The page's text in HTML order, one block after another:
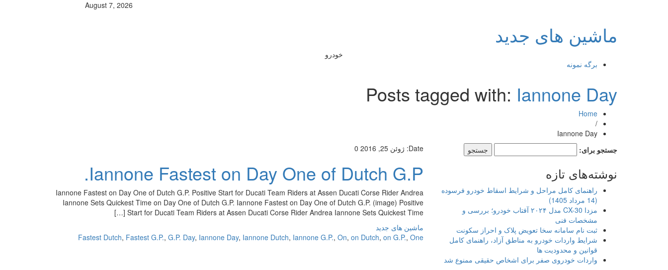
August 7, 2026
ماشین های جدید
خودرو
برگه نمونه
Posts tagged with: Iannone Day
Home
/
Iannone Day
Date: ژوئن 25, 2016 0
Iannone Fastest on Day One of Dutch G.P.
Iannone Fastest on Day One of Dutch G.P. Positive Start for Ducati Team Riders at Assen Ducati Corse Rider Andrea
Iannone Sets Quickest Time on Day One of Dutch G.P. Iannone Fastest on Day One of Dutch G.P. (image) Positive
Start for Ducati Team Riders at Assen Ducati Corse Rider Andrea Iannone Sets Quickest Time […]
ماشین های جدید
Fastest Dutch, Fastest G.P., G.P. Day, Iannone Day, Iannone Dutch, Iannone G.P., On, on Dutch, on G.P., One
جستجو برای:
نوشته‌های تازه
راهنمای کامل مراحل و شرایط اسقاط خودرو فرسوده
(14 مرداد 1405)
مزدا CX-30 مدل ۲۰۲۴ آفتاب خودرو؛ بررسی و
مشخصات فنی
ثبت نام سامانه سخا تعویض پلاک و احراز سکونت
شرایط واردات خودرو به مناطق آزاد، راهنمای کامل
قوانین و محدودیت ها
واردات خودروی صفر برای اشخاص حقیقی ممنوع شد